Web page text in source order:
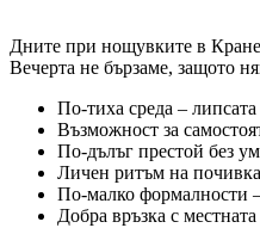
Дните при нощувките в
Вечерта не бързаме, защото
По-тиха среда –
Възможност за
По-дълъг престой без
Личен ритъм на
По-малко формалности
Добра връзка с